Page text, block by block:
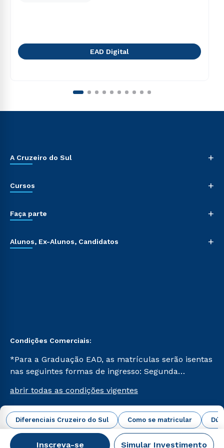
Diferenciais Cruzeiro do Sul Como se matricular
Inscreva-se Simular Investimento
EAD Digital
A Cruzeiro do Sul +
Cursos +
Faça parte +
Alunos, Ex-Alunos, Candidatos +
Condições Comerciais:
*Para a Graduação EAD, as matrículas serão isentas
nas seguintes formas de ingresso: Segunda
Já para as demais, a taxa de matrícula será de R$
49. *Para a Pós-graduação EAD, as ofertas
mencionadas são referentes aos cursos: Ensino
Religioso, Geografia para a Docência e Metodologia
do Ensino de História: Questões Atuais.
abrir todas as condições vigentes
Campus Virtual Cruzeiro do Sul Educacional © 2026 -
Todos os direitos reservados.